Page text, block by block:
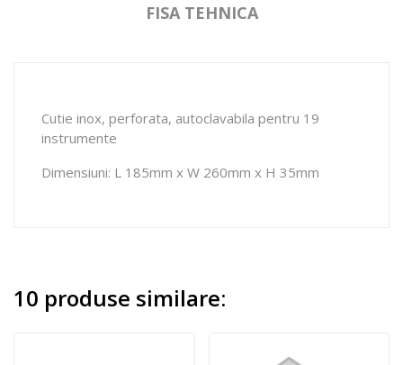
FISA TEHNICA
Cutie inox, perforata, autoclavabila pentru 19
instrumente
Dimensiuni: L 185mm x W 260mm x H 35mm
10 produse similare: